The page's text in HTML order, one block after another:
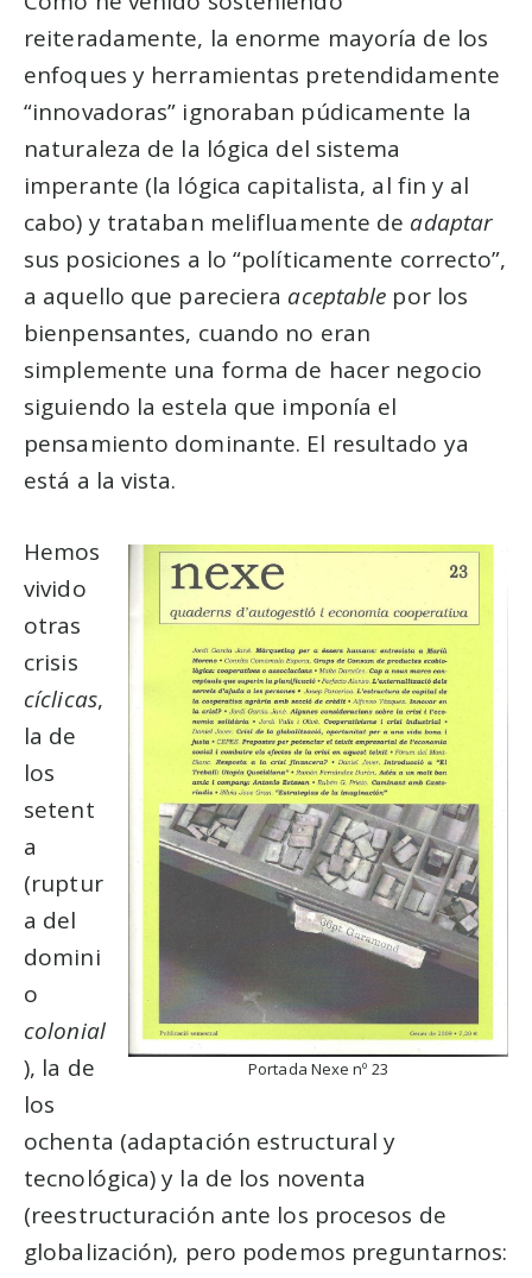
reiteradamente, la enorme mayoría de los
enfoques y herramientas pretendidamente
“innovadoras” ignoraban púdicamente la
naturaleza de la lógica del sistema
imperante (la lógica capitalista, al fin y al
cabo) y trataban melifluamente de adaptar
sus posiciones a lo “políticamente correcto”,
a aquello que pareciera aceptable por los
bienpensantes, cuando no eran
simplemente una forma de hacer negocio
siguiendo la estela que imponía el
pensamiento dominante. El resultado ya
está a la vista.
Portada Nexe nº 23
Hemos
vivido
otras
crisis
cíclicas,
la de
los
setent
a
(ruptur
a del
domini
o
colonial
), la de
los
ochenta (adaptación estructural y
tecnológica) y la de los noventa
(reestructuración ante los procesos de
globalización), pero podemos preguntarnos: